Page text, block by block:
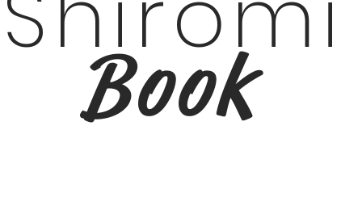
Book